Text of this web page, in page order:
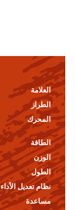
العلامة
الطراز
المحرك
الطاقة
الوزن
الطول
نظام تعديل الأداء
مساعدة